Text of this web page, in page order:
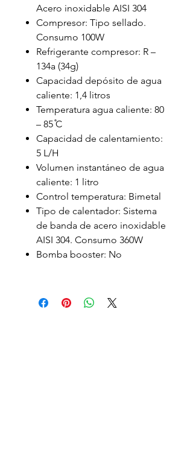
Acero inoxidable AISI 304
Compresor: Tipo sellado.
Consumo 100W
Refrigerante compresor: R –
134a (34g)
Capacidad depósito de agua
caliente: 1,4 litros
Temperatura agua caliente: 80
– 85 ̊C
Capacidad de calentamiento:
5 L/H
Volumen instantáneo de agua
caliente: 1 litro
Control temperatura: Bimetal
Tipo de calentador: Sistema
de banda de acero inoxidable
AISI 304. Consumo 360W
Bomba booster: No